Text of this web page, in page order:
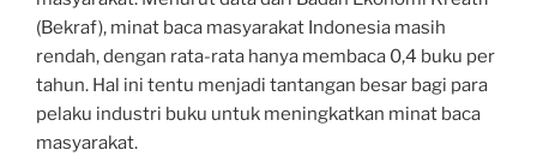
(Bekraf), minat baca masyarakat Indonesia masih
rendah, dengan rata-rata hanya membaca 0,4 buku per
tahun. Hal ini tentu menjadi tantangan besar bagi para
pelaku industri buku untuk meningkatkan minat baca
masyarakat.